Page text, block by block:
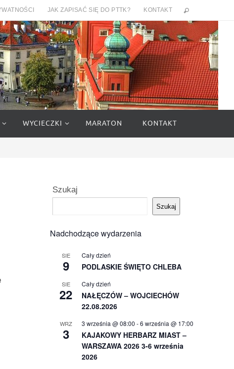
JAK ZAPISAĆ SIĘ DO PTTK? KONTAKT
WYCIECZKI MARATON KONTAKT
Szukaj
Szukaj
Nadchodzące wydarzenia
SIE
9
Cały dzień
PODLASKIE ŚWIĘTO CHLEBA
SIE
22
Cały dzień
NAŁĘCZÓW – WOJCIECHÓW
22.08.2026
WRZ
3
3 września @ 08:00 -6 września @ 17:00
KAJAKOWY HERBARZ MIAST –
WARSZAWA 2026 3-6 września
2026